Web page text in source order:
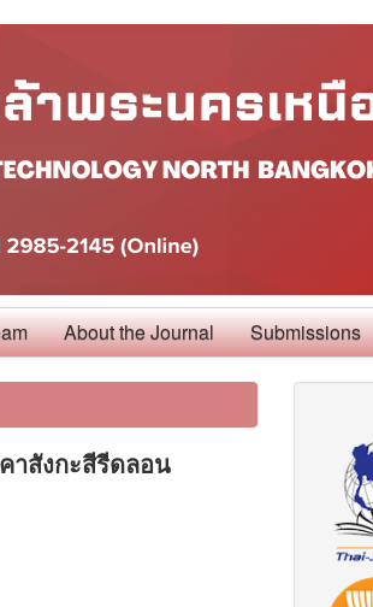
About the Journal Submissions
าสังกะสีรีดลอน